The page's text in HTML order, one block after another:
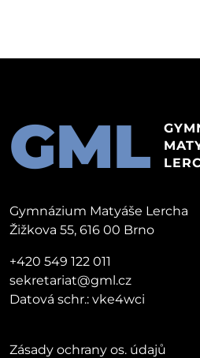
GML
Gymnázium Matyáše Lercha
Žižkova 55, 616 00 Brno
+420 549 122 011
sekretariat@gml.cz
Datová schr.: vke4wci
Zásady ochrany os. údajů